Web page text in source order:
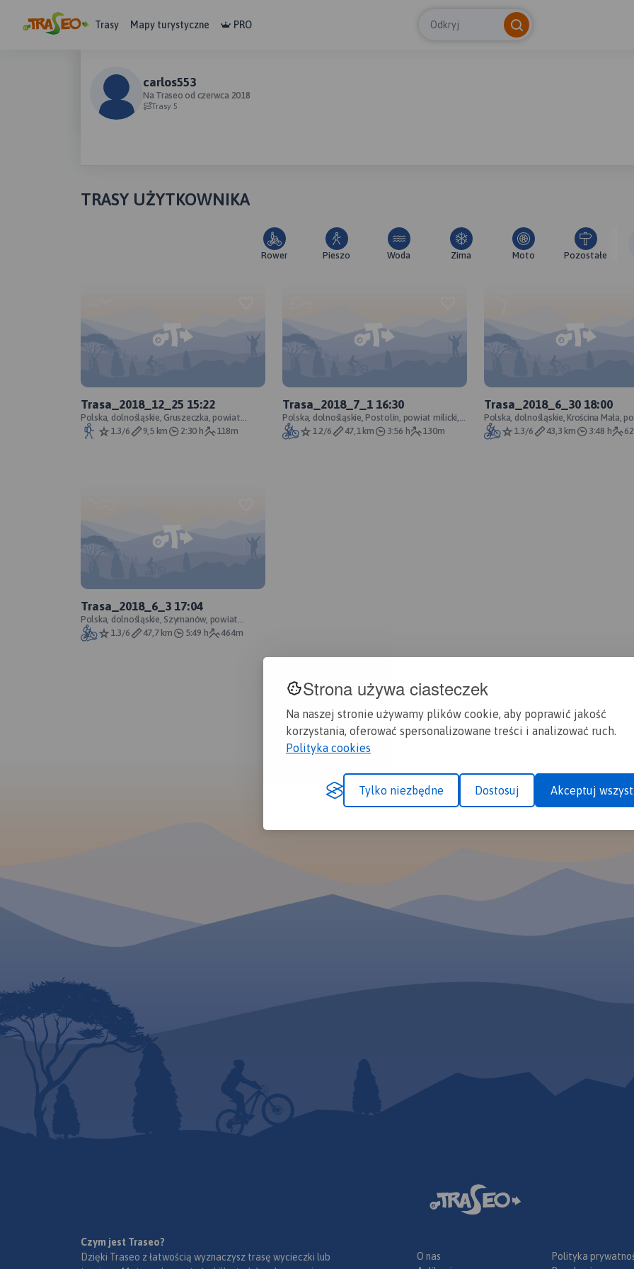
Strona używa ciasteczek
Na naszej stronie używamy plików cookie, aby poprawić jakość
korzystania, oferować spersonalizowane treści i analizować ruch.
Polityka cookies
Tylko niezbędne Dostosuj Akceptuj
Trasy Mapy turystyczne PRO Odkryj
carlos553
Na Traseo od czerwca 2018
Trasy 5
TRASY UŻYTKOWNIKA
Rower Pieszo Woda Zima Moto Pozostałe
Trasa_2018_12_25 15:22
Polska, dolnośląskie, Gruszeczka, powiat
milicki, Park Krajobrazowy Dolina Baryczy
1.3/6 9,5 km 2:30 h 118m
Trasa_2018_7_1 16:30
Polska, dolnośląskie, Postolin, powiat milicki,
Park Krajobrazowy Dolina Baryczy
1.2/6 47,1 km 3:56 h 130m
Trasa_2018_6_30 18:00
Polska, dolnośląskie, Krościna Mała,
trzebnicki1.3/6 43,3 km 3:48 h
Trasa_2018_6_3 17:04
Polska, dolnośląskie, Szymanów, powiat
trzebnicki1.3/6 47,7 km 5:49 h 464m
1
Czym jest Traseo?
Dzięki Traseo z łatwością wyznaczysz trasę wycieczki lub
O nas
Polityka